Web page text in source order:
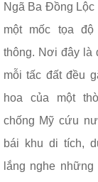
Ngã Ba Đồng
một mốc tọa
thông. Nơi đây là
mỗi tấc đất đều
hoa của một
chống Mỹ cứu
bái khu di tích,
lắng nghe